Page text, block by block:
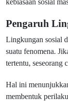
kebiasaan sosial
Pengaruh
Lingkungan sosial
suatu fenomena.
tertentu, seseorang
Hal ini
membentuk